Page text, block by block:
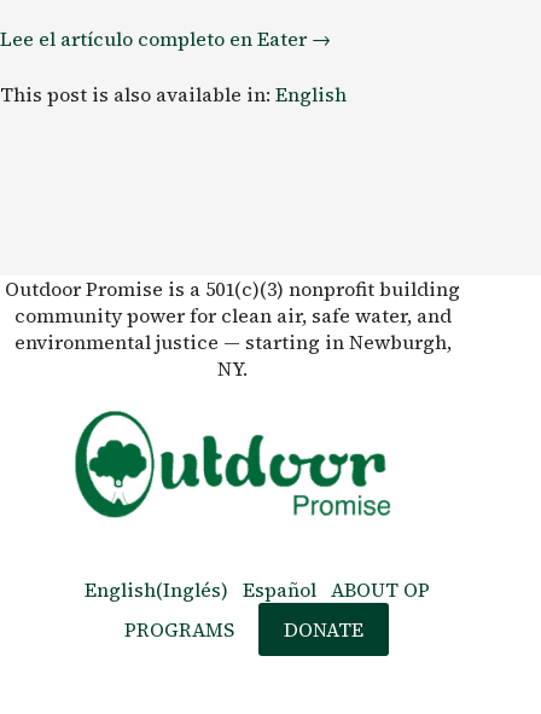
Lee el artículo completo en Eater →
This post is also available in: English
Outdoor Promise is a 501(c)(3) nonprofit building
community power for clean air, safe water, and
environmental justice — starting in Newburgh,
NY.
English(Inglés) Español ABOUT OP
PROGRAMS
DONATE